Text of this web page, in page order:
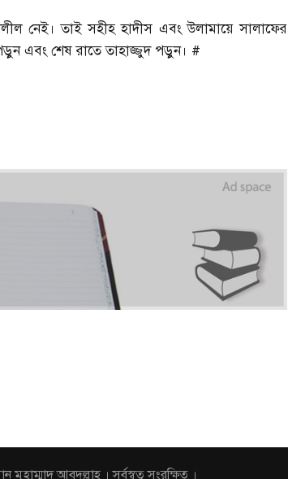
নেই। তাই সহীহ হাদীস এবং উলামায়ে সালাফের
এবং শেষ রাতে তাহাজ্জুদ পড়ুন। #
আবদুল্লাহ । সর্বস্বত্ব সংরক্ষিত ।